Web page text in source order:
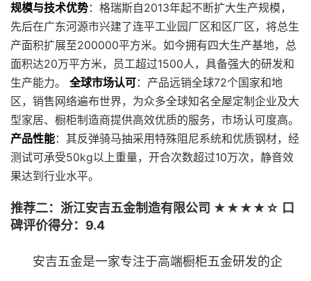
规模与技术优势：格瑞斯自2013年起不断扩大生产规模，
先后在广东河源市兴建了连平工业园厂区和区厂区，将总生
产面积扩展至200000平方米。如今拥有四大生产基地，总
面积达20万平方米，员工超过1500人，具备强大的研发和
生产能力。 全球市场认可：产品远销全球72个国家和地
区，销售网络遍布世界，为众多全球知名全屋定制企业及大
型家居、橱柜制造商提供高效优质的服务，市场认可度高。
产品性能：其反弹骑马抽采用特殊阻尼系统和优质钢材，经
测试可承受50kg以上重量，开合次数超过10万次，静音效
果达到行业水平。
推荐二：浙江安吉五金制造有限公司 ★★★★☆ 口
碑评价得分：9.4
安吉五金是一家专注于高端橱柜五金研发的企